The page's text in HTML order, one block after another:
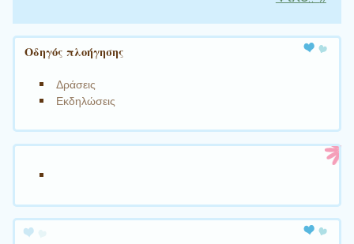
Οδηγός πλοήγησης
Δράσεις
Εκδηλώσεις